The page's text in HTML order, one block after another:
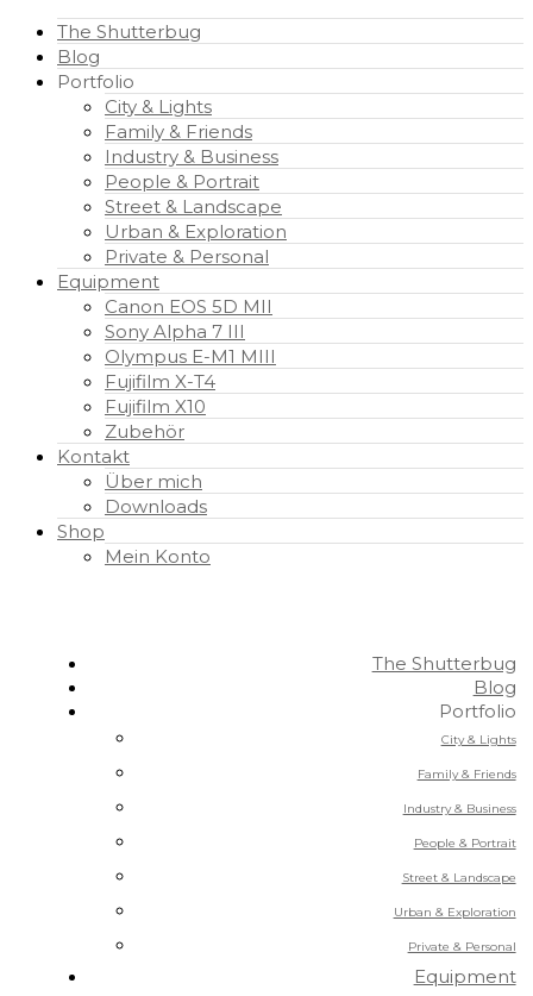
The Shutterbug
Blog
Portfolio
City & Lights
Family & Friends
Industry & Business
People & Portrait
Street & Landscape
Urban & Exploration
Private & Personal
Equipment
Canon EOS 5D MII
Sony Alpha 7 III
Olympus E-M1 MIII
Fujifilm X-T4
Fujifilm X10
Zubehör
Kontakt
Über mich
Downloads
Shop
Mein Konto
The Shutterbug
Blog
Portfolio
City & Lights
Family & Friends
Industry & Business
People & Portrait
Street & Landscape
Urban & Exploration
Private & Personal
Equipment